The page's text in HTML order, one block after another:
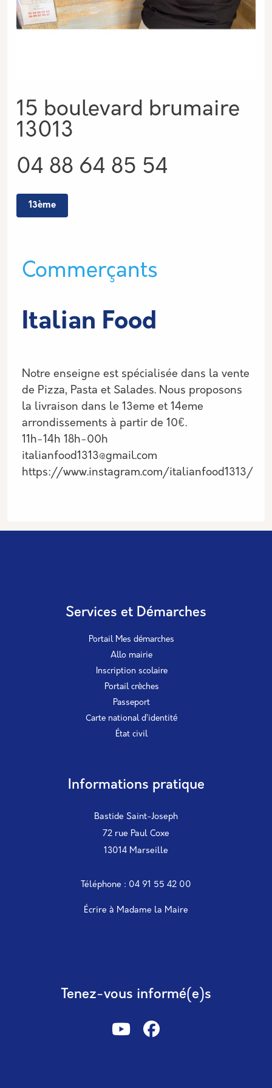
Adresse
15 boulevard brumaire
13013
Téléphone
04 88 64 85 54
13ème
Type de lieu
Commerçants
Italian Food
Informations
Notre enseigne est spécialisée dans la vente
de Pizza, Pasta et Salades. Nous proposons
la livraison dans le 13eme et 14eme
arrondissements à partir de 10€.
11h-14h 18h-00h
italianfood1313@gmail.com
https://www.instagram.com/italianfood1313/
Services et Démarches
Portail Mes démarches
Allo mairie
Inscription scolaire
Portail crèches
Passeport
Carte national d’identité
État civil
Informations pratique
Bastide Saint-Joseph
72 rue Paul Coxe
13014 Marseille
Téléphone : 04 91 55 42 00
Écrire à Madame la Maire
Tenez-vous informé(e)s